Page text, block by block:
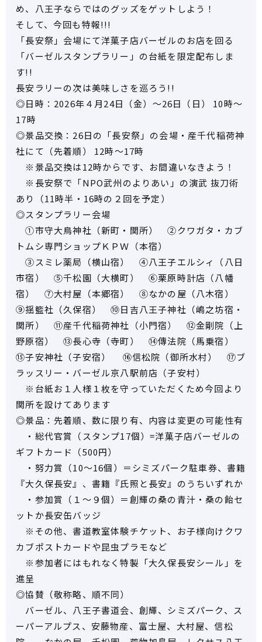
め、八王子ならではのグッズをゲットしよう！
そして、今回も特報!!!
「長安祭」会場にて洋菓子店バーゼルのお店を回る
「バーゼルスタンプラリー」の台紙を限定配布しま
す!!
長安ラリーの次は美味しさを巡ろう!!
◎日時：2026年４月24日（金）～26日（日） 10時～
17時
◎景品交換：26日の「長安祭」の会場・産千代稲荷神
社にて（先着順） 12時～17時
※景品交換は12時からです、お間違いなきよう！
※長安祭で「NPO武州のよりあい」の演武 抜刀術
あり（11時半・16時の２回を予定）
◎スタンプラリー会場
①市守大鳥神社（新町・関所） ②クワガタ・カブ
トムシ専門ショップＫＰＷ（本宿）
③スミレ薬局（横山宿） ④八王子エルシィ（八日
市宿） ⑤千松園（大横町） ⑥栗原時計店（八幡
宿） ⑦大村屋（本郷宿） ⑧なかの屋（八木宿）
⑨揺籃社（久保宿） ⑩日吉八王子神社（嶋之坊宿・
関所） ⑪産千代稲荷神社（小門宿） ⑫金剛院（上
野原宿） ⑬長心寺（寺町） ⑭傳法院（馬乗宿）
⑮子安神社（子安宿） ⑯信松院（御所水村） ⑰ブ
ラッスリー・バーゼル京八駅前店（子安村）
※台紙お１人様１枚を守っていただくため今回より
関所を設けてあります
◎景品：先着順、数に限り有、内容は変更の可能性有
・総代官賞（スタンプ17個）=洋菓子店バーゼルの
ギフトカード（500円）
・努力賞（10～16個）＝シミズパーク駐車券、書籍
『大久保長安』、書籍『氏照と長安』のうちいずれか
・参加賞（１～９個）＝創輝の桑の青汁・桑の飴セ
ットか長安缶バッジ
※その他、書道教室体験チケット、お子様向けクワ
カブポストカードや昆虫プラモなど
※参加者にはもれなく特製「大久保長安シール」を
進呈
◎協賛（敬称略、順不同）
バーゼル、八王子書道会、創輝、シミズパーク、ス
ーパーアルプス、安藤物産、富士屋、大村屋、信松